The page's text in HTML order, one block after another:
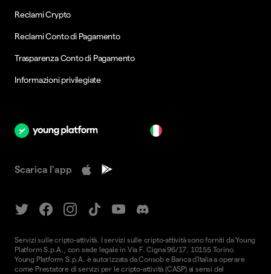
Reclami Crypto
Reclami Conto di Pagamento
Trasparenza Conto di Pagamento
Informazioni privilegiate
Scarica l'app
Servizi sulle cripto-attività. I servizi sulle cripto-attività sono forniti da Young
Platform S.p.A., con sede legale in Via F. Cigna 96/17, 10155 Torino.
Young Platform S.p.A. è autorizzata da Consob e Banca d'Italia a operare
come Prestatore di servizi per le cripto-attività (CASP) ai sensi del